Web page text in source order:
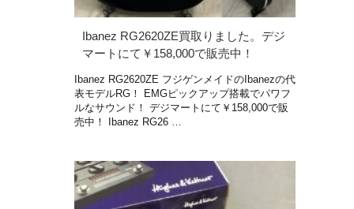
Ibanez RG2620ZE買取りました。デジ
マートにて￥158,000で販売中！
Ibanez RG2620ZE フジゲンメイドのIbanezの代
表モデルRG！ EMGピックアップ搭載でパワフ
ルなサウンド！ デジマートにて￥158,000で販
売中！ Ibanez RG26 …